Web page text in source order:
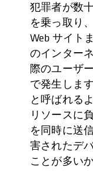
犯罪者が数
を乗っ取り
Web サイト
のインター
際のユーザ
で発生しま
と呼ばれる
リソースに
を同時に送
害されたデ
ことが多い